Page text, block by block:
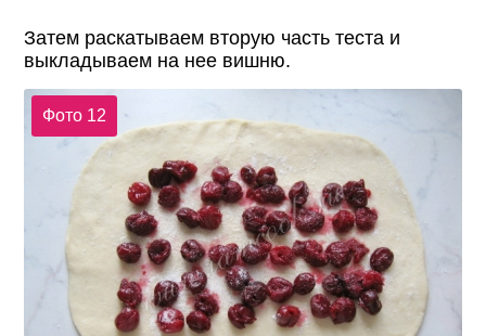
Затем раскатываем вторую часть теста и
выкладываем на нее вишню.
Фото 12